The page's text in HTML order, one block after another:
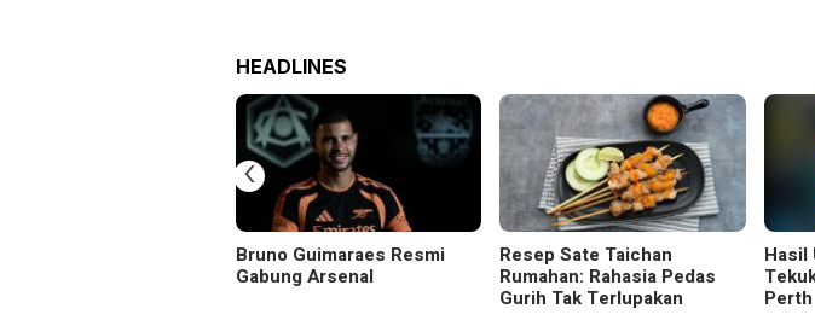
HEADLINES
Bruno Guimaraes Resmi
Gabung Arsenal
Resep Sate Taichan
Rumahan: Rahasia Pedas
Gurih Tak Terlupakan
Hasil
Perth
‹